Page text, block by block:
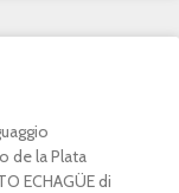
de la Plata
ECHAGÜE di